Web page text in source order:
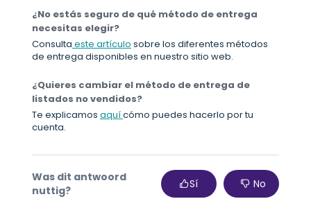
¿No estás seguro de qué método de entrega
necesitas elegir?
Consulta este artículo sobre los diferentes métodos
de entrega disponibles en nuestro sitio web.
¿Quieres cambiar el método de entrega de
listados no vendidos?
Te explicamos aquícómo puedes hacerlo por tu
cuenta.
Was dit antwoord
nuttig?
Sí No